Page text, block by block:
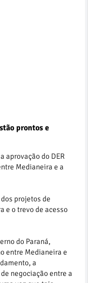
prontos e
aprovação do DER
Medianeira e a
projetos de
e o trevo de acesso
do Paraná,
entre Medianeira e
a
negociação entre a